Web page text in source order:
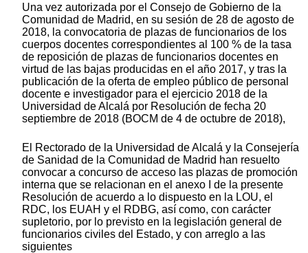
Una vez autorizada por el Consejo de Gobierno de la
Comunidad de Madrid, en su sesión de 28 de agosto de
2018, la convocatoria de plazas de funcionarios de los
cuerpos docentes correspondientes al 100 % de la tasa
de reposición de plazas de funcionarios docentes en
virtud de las bajas producidas en el año 2017, y tras la
publicación de la oferta de empleo público de personal
docente e investigador para el ejercicio 2018 de la
Universidad de Alcalá por Resolución de fecha 20
septiembre de 2018 (BOCM de 4 de octubre de 2018),
El Rectorado de la Universidad de Alcalá y la Consejería
de Sanidad de la Comunidad de Madrid han resuelto
convocar a concurso de acceso las plazas de promoción
interna que se relacionan en el anexo I de la presente
Resolución de acuerdo a lo dispuesto en la LOU, el
RDC, los EUAH y el RDBG, así como, con carácter
supletorio, por lo previsto en la legislación general de
funcionarios civiles del Estado, y con arreglo a las
siguientes